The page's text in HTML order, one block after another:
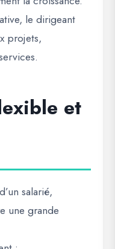
le dirigeant
projets,
et
salarié,
une grande